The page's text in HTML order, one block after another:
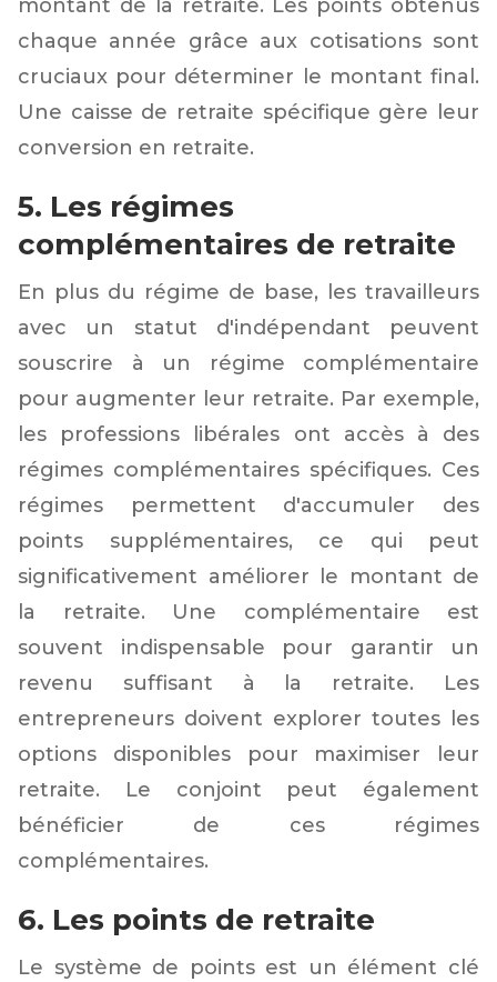
montant de la retraite. Les points obtenus
chaque année grâce aux cotisations sont
cruciaux pour déterminer le montant final.
Une caisse de retraite spécifique gère leur
conversion en retraite.
5. Les régimes
complémentaires de retraite
En plus du régime de base, les travailleurs
avec un statut d'indépendant peuvent
souscrire à un régime complémentaire
pour augmenter leur retraite. Par exemple,
les professions libérales ont accès à des
régimes complémentaires spécifiques. Ces
régimes permettent d'accumuler des
points supplémentaires, ce qui peut
significativement améliorer le montant de
la retraite. Une complémentaire est
souvent indispensable pour garantir un
revenu suffisant à la retraite. Les
entrepreneurs doivent explorer toutes les
options disponibles pour maximiser leur
retraite. Le conjoint peut également
bénéficier de ces régimes
complémentaires.
6. Les points de retraite
Le système de points est un élément clé